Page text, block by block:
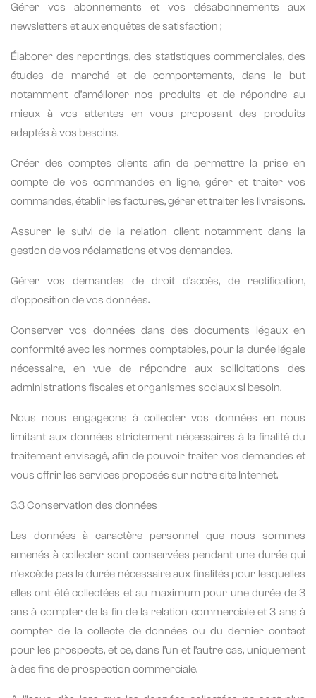
Gérer vos abonnements et vos désabonnements aux
newsletters et aux enquêtes de satisfaction ;
Élaborer des reportings, des statistiques commerciales, des
études de marché et de comportements, dans le but
notamment d’améliorer nos produits et de répondre au
mieux à vos attentes en vous proposant des produits
adaptés à vos besoins.
Créer des comptes clients afin de permettre la prise en
compte de vos commandes en ligne, gérer et traiter vos
commandes, établir les factures, gérer et traiter les livraisons.
Assurer le suivi de la relation client notamment dans la
gestion de vos réclamations et vos demandes.
Gérer vos demandes de droit d’accès, de rectification,
d’opposition de vos données.
Conserver vos données dans des documents légaux en
conformité avec les normes comptables, pour la durée légale
nécessaire, en vue de répondre aux sollicitations des
administrations fiscales et organismes sociaux si besoin.
Nous nous engageons à collecter vos données en nous
limitant aux données strictement nécessaires à la finalité du
traitement envisagé, afin de pouvoir traiter vos demandes et
vous offrir les services proposés sur notre site Internet.
3.3 Conservation des données
Les données à caractère personnel que nous sommes
amenés à collecter sont conservées pendant une durée qui
n’excède pas la durée nécessaire aux finalités pour lesquelles
elles ont été collectées et au maximum pour une durée de 3
ans à compter de la fin de la relation commerciale et 3 ans à
compter de la collecte de données ou du dernier contact
pour les prospects, et ce, dans l’un et l’autre cas, uniquement
à des fins de prospection commerciale.